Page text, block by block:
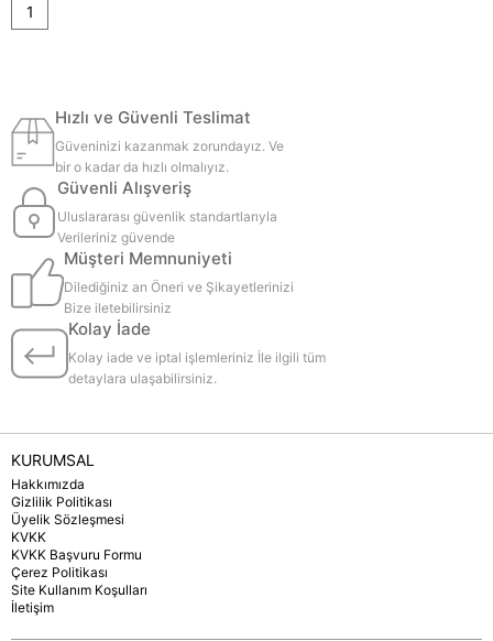
1
Hızlı ve Güvenli Teslimat
Güveninizi kazanmak zorundayız. Ve
bir o kadar da hızlı olmalıyız.
Güvenli Alışveriş
Uluslararası güvenlik standartlarıyla
Verileriniz güvende
Müşteri Memnuniyeti
Dilediğiniz an Öneri ve Şikayetlerinizi
Bize iletebilirsiniz
Kolay İade
Kolay iade ve iptal işlemleriniz İle ilgili tüm
detaylara ulaşabilirsiniz.
KURUMSAL
Hakkımızda
Gizlilik Politikası
Üyelik Sözleşmesi
KVKK
KVKK Başvuru Formu
Çerez Politikası
Site Kullanım Koşulları
İletişim